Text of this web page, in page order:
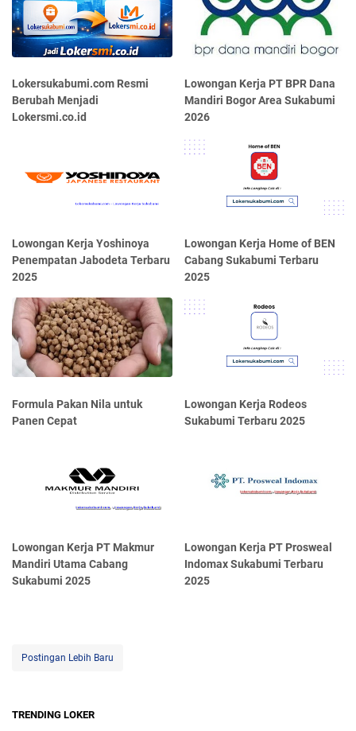
Lokersukabumi.com Resmi
Berubah Menjadi
Lokersmi.co.id
Lowongan Kerja PT BPR Dana
Mandiri Bogor Area Sukabumi
2026
Lowongan Kerja Yoshinoya
Penempatan Jabodeta Terbaru
2025
Lowongan Kerja Home of BEN
Cabang Sukabumi Terbaru
2025
Formula Pakan Nila untuk
Panen Cepat
Lowongan Kerja Rodeos
Sukabumi Terbaru 2025
Lowongan Kerja PT Makmur
Mandiri Utama Cabang
Sukabumi 2025
Lowongan Kerja PT Prosweal
Indomax Sukabumi Terbaru
2025
Postingan Lebih Baru
TRENDING LOKER